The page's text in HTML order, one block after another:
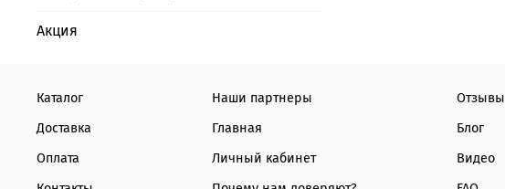
Акция
Каталог
Доставка
Оплата
Наши партнеры
Главная
Личный кабинет
Отзывы
Блог
Видео